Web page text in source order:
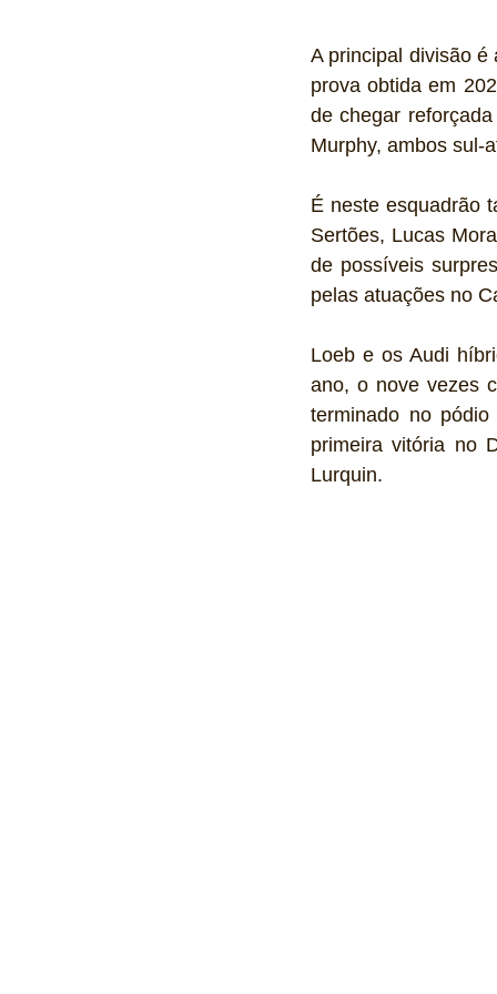
A principal divisão é
prova obtida em
de chegar
Murphy, ambos sul-
É neste esquadrão
Sertões, Lucas
de possíveis
pelas atuações no
Loeb e os Audi
ano, o nove vezes
terminado no
primeira vitória no
Lurquin.